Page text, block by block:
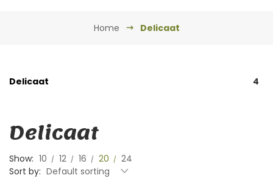
Home Delicaat
Delicaat 4
Delicaat
Show: 10 12 16 20
24
Sort by: Default sorting